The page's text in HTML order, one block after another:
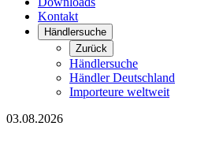
Kontakt
Händlersuche
Zurück
Händlersuche
Händler Deutschland
Importeure weltweit
03.08.2026